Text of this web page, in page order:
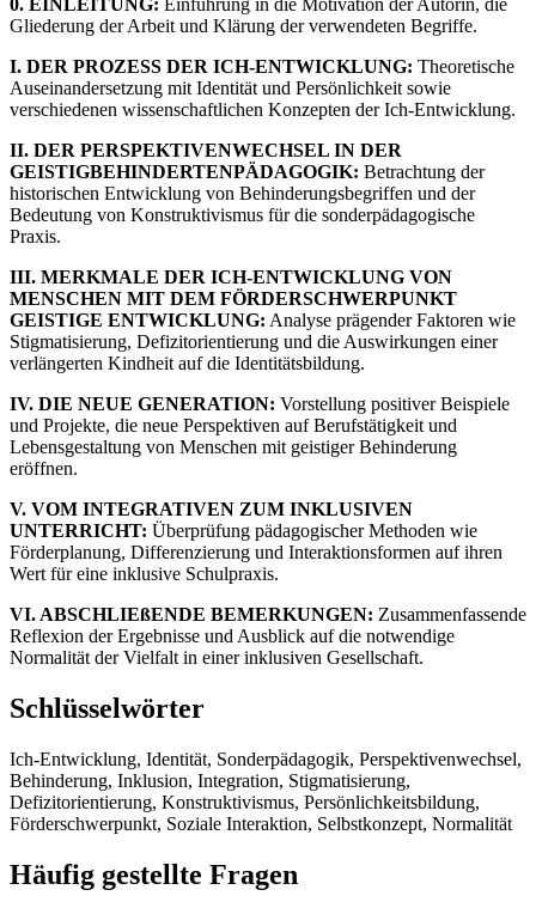
0. EINLEITUNG: Einführung in die Motivation der Autorin, die
Gliederung der Arbeit und Klärung der verwendeten Begriffe.
I. DER PROZESS DER ICH-ENTWICKLUNG: Theoretische
Auseinandersetzung mit Identität und Persönlichkeit sowie
verschiedenen wissenschaftlichen Konzepten der Ich-Entwicklung.
II. DER PERSPEKTIVENWECHSEL IN DER
GEISTIGBEHINDERTENPÄDAGOGIK: Betrachtung der
historischen Entwicklung von Behinderungsbegriffen und der
Bedeutung von Konstruktivismus für die sonderpädagogische
Praxis.
III. MERKMALE DER ICH-ENTWICKLUNG VON
MENSCHEN MIT DEM FÖRDERSCHWERPUNKT
GEISTIGE ENTWICKLUNG: Analyse prägender Faktoren wie
Stigmatisierung, Defizitorientierung und die Auswirkungen einer
verlängerten Kindheit auf die Identitätsbildung.
IV. DIE NEUE GENERATION: Vorstellung positiver Beispiele
und Projekte, die neue Perspektiven auf Berufstätigkeit und
Lebensgestaltung von Menschen mit geistiger Behinderung
eröffnen.
V. VOM INTEGRATIVEN ZUM INKLUSIVEN
UNTERRICHT: Überprüfung pädagogischer Methoden wie
Förderplanung, Differenzierung und Interaktionsformen auf ihren
Wert für eine inklusive Schulpraxis.
VI. ABSCHLIEßENDE BEMERKUNGEN: Zusammenfassende
Reflexion der Ergebnisse und Ausblick auf die notwendige
Normalität der Vielfalt in einer inklusiven Gesellschaft.
Schlüsselwörter
Ich-Entwicklung, Identität, Sonderpädagogik, Perspektivenwechsel,
Behinderung, Inklusion, Integration, Stigmatisierung,
Defizitorientierung, Konstruktivismus, Persönlichkeitsbildung,
Förderschwerpunkt, Soziale Interaktion, Selbstkonzept, Normalität
Häufig gestellte Fragen